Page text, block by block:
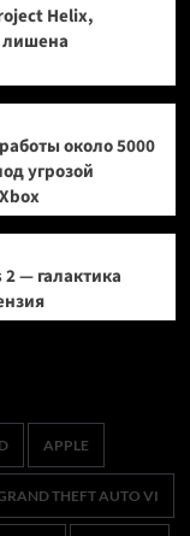
Helix,
лишена
около 5000
угрозой
— галактика
APPLE
THEFT AUTO VI